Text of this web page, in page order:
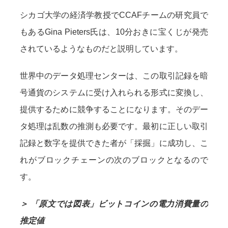
シカゴ大学の経済学教授でCCAFチームの研究員で
もあるGina Pieters氏は、10分おきに宝くじが発売
されているようなものだと説明しています。
世界中のデータ処理センターは、この取引記録を暗
号通貨のシステムに受け入れられる形式に変換し、
提供するために競争することになります。そのデー
タ処理は乱数の推測も必要です。最初に正しい取引
記録と数字を提供できた者が「採掘」に成功し、こ
れがブロックチェーンの次のブロックとなるので
す。
＞ 「原文では図表」ビットコインの電力消費量の
推定値